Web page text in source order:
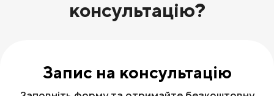
Участь доступна лише для випускників
консультацію?
Запис на консультацію